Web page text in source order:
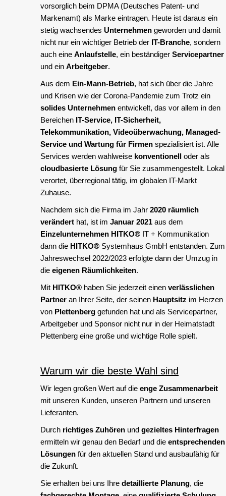
vorsorglich beim DPMA (Deutsches Patent- und
Markenamt) als Marke eintragen. Heute ist daraus ein
stetig wachsendes Unternehmen geworden und damit
nicht nur ein wichtiger Betrieb der IT-Branche, sondern
auch eine Anlaufstelle, ein beständiger Servicepartner
und ein Arbeitgeber.
Aus dem Ein-Mann-Betrieb, hat sich über die Jahre
und Krisen wie der Corona-Pandemie zum Trotz ein
solides Unternehmen entwickelt, das vor allem in den
Bereichen IT-Service, IT-Sicherheit,
Telekommunikation, Videoüberwachung, Managed-
Service und Wartung für Firmen spezialisiert ist. Alle
Services werden wahlweise konventionell oder als
cloudbasierte Lösung für Sie zusammengestellt. Lokal
verortet, überregional tätig, im globalen IT-Markt
Zuhause.
Nachdem sich die Firma im Jahr 2020 räumlich
verändert hat, ist im Januar 2021 aus dem
Einzelunternehmen HITKO® IT + Kommunikation
dann die HITKO® Systemhaus GmbH entstanden. Zum
Jahreswechsel 2022/2023 erfolgte dann der Umzug in
die eigenen Räumlichkeiten.
Mit HITKO® haben Sie jederzeit einen verlässlichen
Partner an Ihrer Seite, der seinen Hauptsitz im Herzen
von Plettenberg gefunden hat und als Servicepartner,
Arbeitgeber und Sponsor nicht nur in der Heimatstadt
Plettenberg eine große und wichtige Rolle spielt.
Warum wir die beste Wahl sind
Wir legen großen Wert auf die enge Zusammenarbeit
mit unseren Kunden, unseren Partnern und unseren
Lieferanten.
Durch richtiges Zuhören und gezieltes Hinterfragen
ermitteln wir genau den Bedarf und die entsprechenden
Lösungen für den aktuellen Stand und ausbaufähig für
die Zukunft.
Sie erhalten bei uns Ihre detaillierte Planung, die